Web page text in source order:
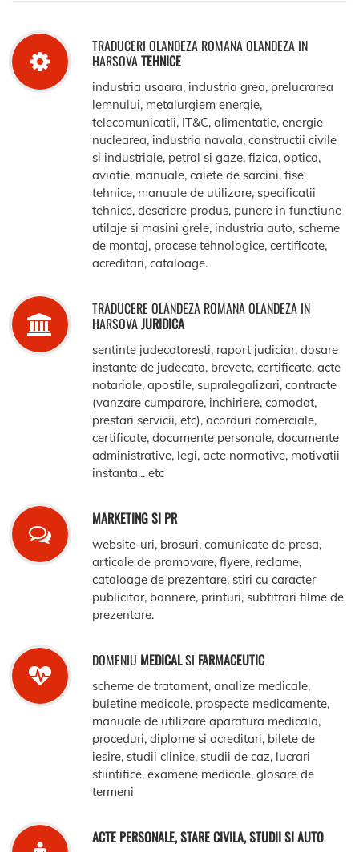
TRADUCERI OLANDEZA ROMANA OLANDEZA IN
HARSOVATEHNICE
industria usoara, industria grea, prelucrarea
lemnului, metalurgiem energie,
telecomunicatii, IT&C, alimentatie, energie
nuclearea, industria navala, constructii civile
si industriale, petrol si gaze, fizica, optica,
aviatie, manuale, caiete de sarcini, fise
tehnice, manuale de utilizare, specificatii
tehnice, descriere produs, punere in functiune
utilaje si masini grele, industria auto, scheme
de montaj, procese tehnologice, certificate,
acreditari, cataloage.
TRADUCERE OLANDEZA ROMANA OLANDEZA IN
HARSOVAJURIDICA
sentinte judecatoresti, raport judiciar, dosare
instante de judecata, brevete, certificate, acte
notariale, apostile, supralegalizari, contracte
(vanzare cumparare, inchiriere, comodat,
prestari servicii, etc), acorduri comerciale,
certificate, documente personale, documente
administrative, legi, acte normative, motivatii
instanta... etc
MARKETING SI PR
website-uri, brosuri, comunicate de presa,
articole de promovare, flyere, reclame,
cataloage de prezentare, stiri cu caracter
publicitar, bannere, printuri, subtitrari filme de
prezentare.
DOMENIU MEDICALSI FARMACEUTIC
scheme de tratament, analize medicale,
buletine medicale, prospecte medicamente,
manuale de utilizare aparatura medicala,
proceduri, diplome si acreditari, bilete de
iesire, studii clinice, studii de caz, lucrari
stiintifice, examene medicale, glosare de
termeni
ACTE PERSONALE, STARE CIVILA, STUDII SI AUTO